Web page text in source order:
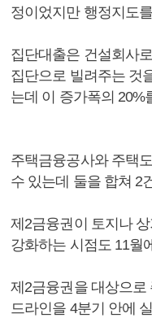
정이었지만 행정지도
집단대출은 건설회사
집단으로 빌려주는 것
는데 이 증가폭의 20%
주택금융공사와 주택
수 있는데 둘을 합쳐 2
제2금융권이 토지나
강화하는 시점도 11월
제2금융권을 대상으로
드라인을 4분기 안에